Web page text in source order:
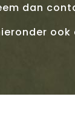
dan